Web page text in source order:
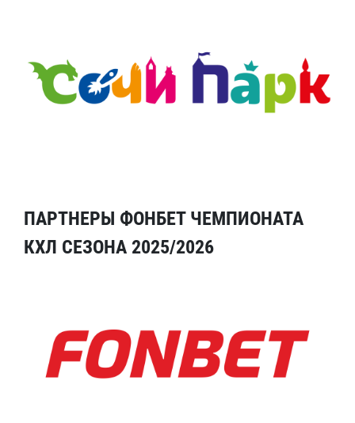
ПАРТНЕРЫ ФОНБЕТ ЧЕМПИОНАТА
КХЛ СЕЗОНА 2025/2026